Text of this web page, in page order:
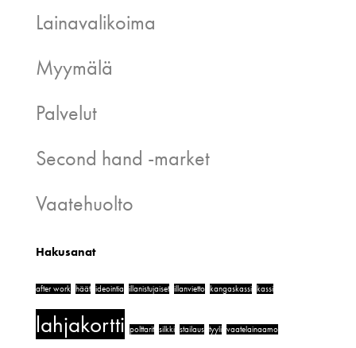
Lainavalikoima
Myymälä
Palvelut
Second hand -market
Vaatehuolto
Hakusanat
after work häät ideointia illanistujaiset illanvietto kangaskassi kassi
lahjakortti polttarit silkki stailaus tyyli vaatelainaamo